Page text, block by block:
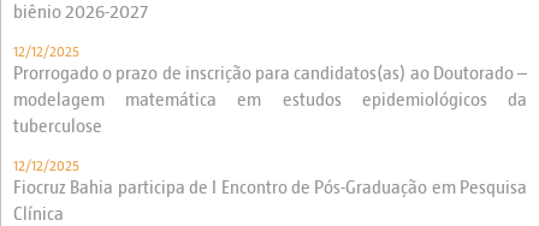
biênio 2026-2027
12/12/2025
Prorrogado o prazo de inscrição para candidatos(as) ao Doutorado –
modelagem matemática em estudos epidemiológicos da
tuberculose
12/12/2025
Fiocruz Bahia participa de I Encontro de Pós-Graduação em Pesquisa
Clínica